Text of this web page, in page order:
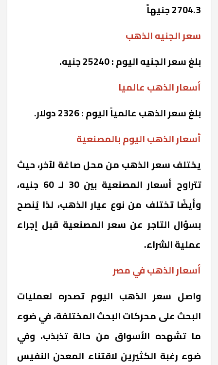
2704.3 جنيهاً
سعر الجنيه الذهب
بلغ سعر الجنيه اليوم : 25240 جنيه.
أسعار الذهب عالمياً
بلغ سعر الذهب عالمياً اليوم : 2326 دولار.
أسعار الذهب اليوم بالمصنعية
يختلف سعر الذهب من محل صاغة لآخر، حيث
تتراوح أسعار المصنعية بين 30 لـ 60 جنيه،
وأيضًا تختلف من نوع عيار الذهب، لذا يُنصح
بسؤال التاجر عن سعر المصنعية قبل إجراء
عملية الشراء.
أسعار الذهب في مصر
واصل سعر الذهب اليوم تصدره لعمليات
البحث على محركات البحث المختلفة، في ضوء
ما تشهده الأسواق من حالة تذبذب، وفي
ضوء رغبة الكثيرين لاقتناء المعدن النفيس